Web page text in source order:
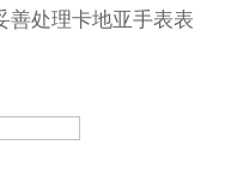
善处理卡地亚手表表